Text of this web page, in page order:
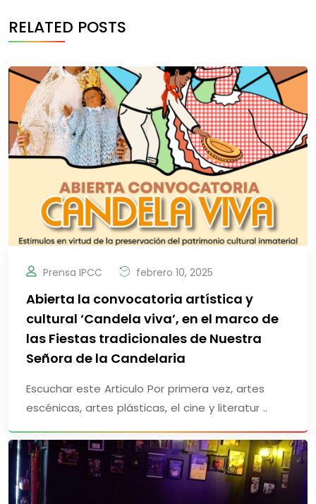
RELATED POSTS
Prensa IPCC febrero 10, 2025
Abierta la convocatoria artística y
cultural ‘Candela viva’, en el marco de
las Fiestas tradicionales de Nuestra
Señora de la Candelaria
Escuchar este Articulo Por primera vez, artes
escénicas, artes plásticas, el cine y literatur ..